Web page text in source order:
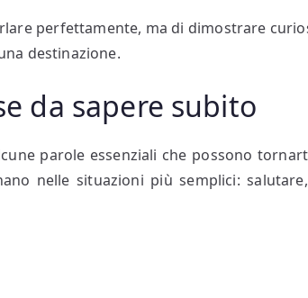
perfettamente, ma di dimostrare
destinazione.
da sapere subito
parole essenziali che possono
nelle situazioni più semplici: